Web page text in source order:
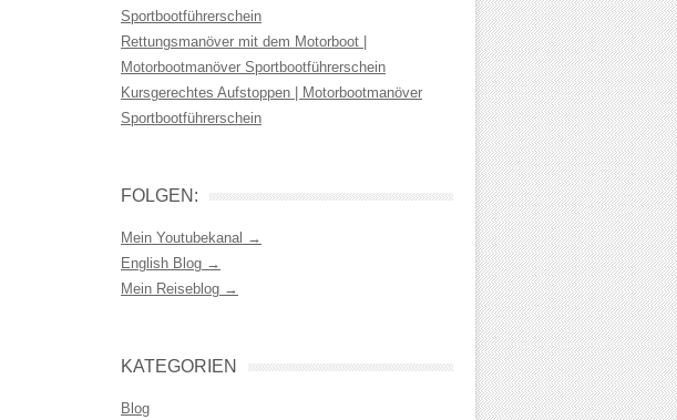
Sportbootführerschein
Rettungsmanöver mit dem Motorboot |
Motorbootmanöver Sportbootführerschein
Kursgerechtes Aufstoppen | Motorbootmanöver
Sportbootführerschein
FOLGEN:
Mein Youtubekanal →
English Blog →
Mein Reiseblog →
KATEGORIEN
Blog